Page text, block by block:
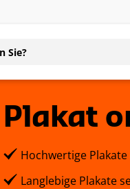
Plakat
Hochwertige
Langlebige Plakate